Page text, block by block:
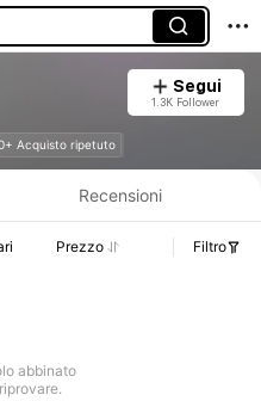
Segui
1.3K Follower
Acquisto ripetuto
Recensioni
Prezzo Filtro
abbinato